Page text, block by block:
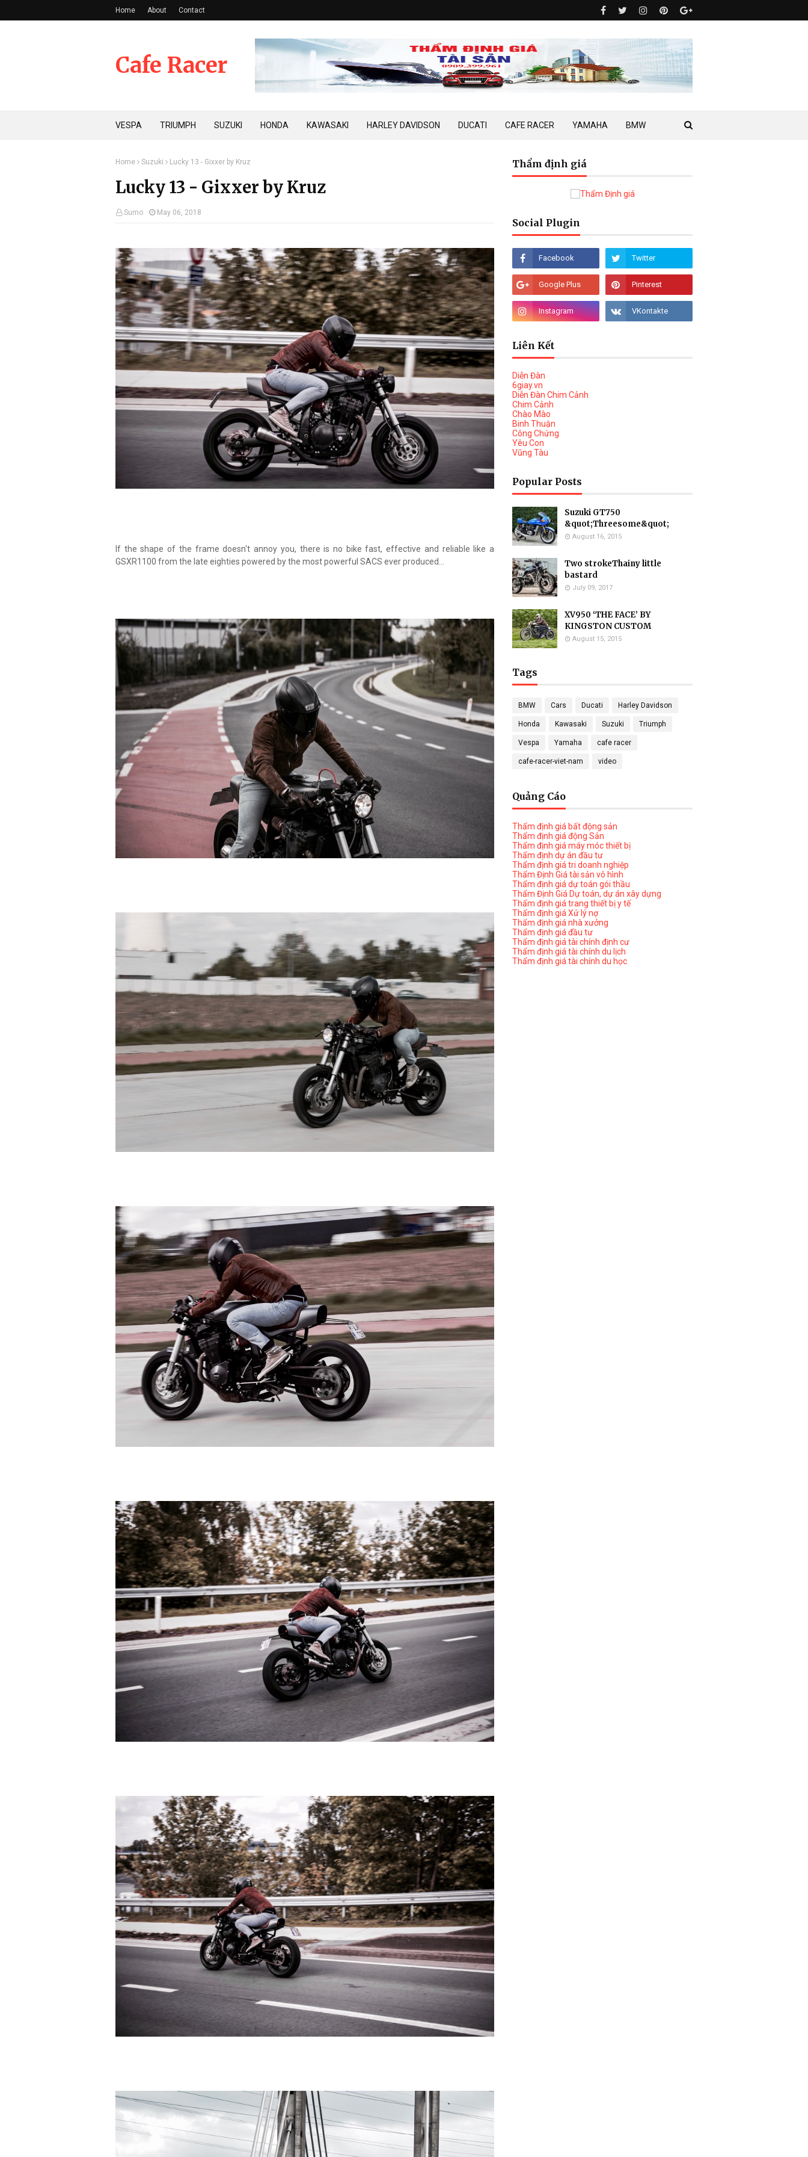
Home About Contact
Cafe Racer
VESPA TRIUMPH SUZUKI HONDA KAWASAKI HARLEY DAVIDSON DUCATI CAFE RACER YAMAHA BMW
Home Suzuki Lucky 13 - Gixxer by Kruz
Lucky 13 - Gixxer by Kruz
Sumo May 06, 2018
If the shape of the frame doesn't annoy you, there is no bike fast, effective and reliable like a
GSXR1100 from the late eighties powered by the most powerful SACS ever produced...
Thẩm định giá
Social Plugin
Liên Kết
Diễn Đàn
6giay.vn
Diễn Đàn Chim Cảnh
Chim Cảnh
Chào Mào
Binh Thuận
Công Chứng
Yêu Con
Vũng Tàu
Popular Posts
Suzuki GT750
&quot;Threesome&quot;
August 16, 2015
Two strokeThainy little
bastard
July 09, 2017
XV950 ‘THE FACE’ BY
KINGSTON CUSTOM
August 15, 2015
Tags
BMW Cars Ducati Harley Davidson
Honda Kawasaki Suzuki Triumph
Vespa Yamaha cafe racer
cafe-racer-viet-nam video
Quảng Cáo
Thẩm định giá bất động sản
Thẩm định giá động Sản
Thẩm định giá máy móc thiết bị
Thẩm định dự án đầu tư
Thẩm định giá tri doanh nghiệp
Thẩm Định Giá tài sản vô hình
Thẩm định giá dự toán gói thầu
Thẩm Định Giá Dự toán, dự án xây dựng
Thẩm định giá trang thiết bị y tế
Thẩm định giá Xử lý nợ
Thẩm định giá nhà xưởng
Thẩm định giá đầu tư
Thẩm định giá tài chính định cư
Thẩm định giá tài chính du lịch
Thẩm định giá tài chính du học